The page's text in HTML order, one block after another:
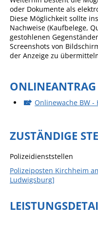
oder Dokumente als
Diese Möglichkeit sollte
Nachweise (Kaufbelege,
gestohlenen
Screenshots von
der Anzeige zu
Onlinewache BW -
ZUSTÄNDIGE
Polizeidienststellen
Polizeiposten Kirchheim
Ludwigsburg]